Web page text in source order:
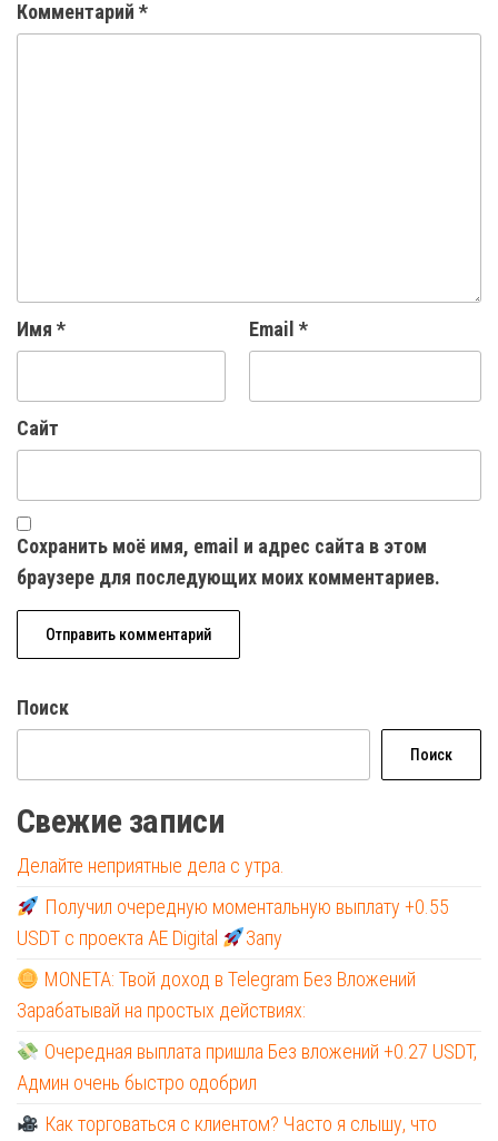
Комментарий *
Имя * Email *
Сайт
Сохранить моё имя, email и адрес сайта в этом
браузере для последующих моих комментариев.
Поиск
Поиск
Свежие записи
Делайте неприятные дела с утра.
Получил очередную моментальную выплату +0.55
USDT с проекта AE Digital
Запу
MONETA: Твой доход в Telegram Без Вложений
Зарабатывай на простых действиях:
Очередная выплата пришла Без вложений +0.27 USDT,
Админ очень быстро одобрил
Как торговаться с клиентом? Часто я слышу, что